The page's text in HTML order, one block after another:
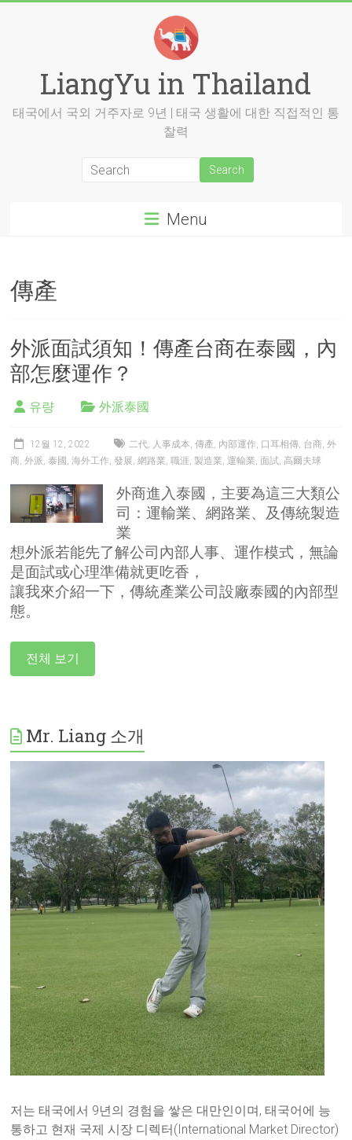
LiangYu in Thailand
태국에서 국외 거주자로 9년 | 태국 생활에 대한 직접적인 통
찰력
Menu
傳產
外派面試須知！傳產台商在泰國，內
部怎麼運作？
유량 外派泰國
12월 12, 2022 二代, 人事成本,傳產, 內部運作, 口耳相傳, 台商,外
商,外派,泰國 ,海外工作,發展,網路業,職涯,製造業, 運輸業, 面試,高爾夫球
外商進入泰國，主要為這三大類公
司：運輸業、網路業、及傳統製造
業
想外派若能先了解公司內部人事、運作模式，無論
是面試或心理準備就更吃香，
讓我來介紹一下，傳統產業公司設廠泰國的內部型
態。
전체 보기
Mr. Liang 소개
저는 태국에서 9년의 경험을 쌓은 대만인이며, 태국어에 능
통하고 현재 국제 시장 디렉터(International Market Director)